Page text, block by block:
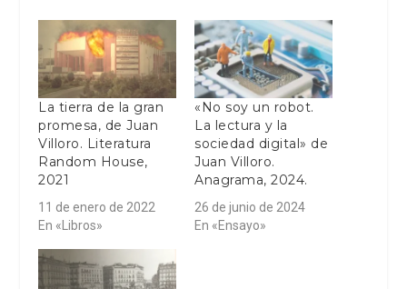
La tierra de la gran
promesa, de Juan
Villoro. Literatura
Random House,
2021
11 de enero de 2022
En «Libros»
«No soy un robot.
La lectura y la
sociedad digital» de
Juan Villoro.
Anagrama, 2024.
26 de junio de 2024
En «Ensayo»